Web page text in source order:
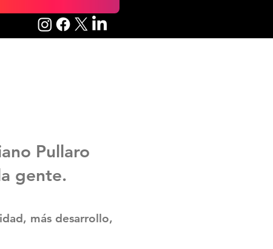
Pullaro
gente.
más desarrollo,